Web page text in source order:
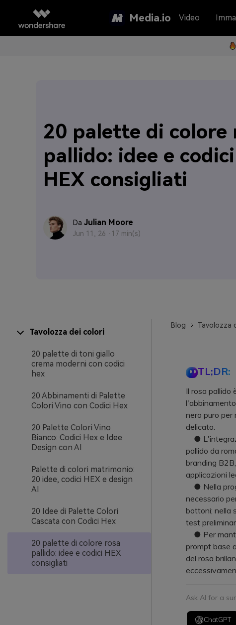
Media.io Video
20 palette di colore
pallido: idee e codici
HEX consigliati
Da Julian Moore
Jun 11, 26 · 17 min(s)
Tavolozza dei colori
20 palette di toni giallo
crema moderni con codici
hex
20 Abbinamenti di Palette
Colori Vino con Codici Hex
20 Palette Colori Vino
Bianco: Codici Hex e Idee
Design con AI
Palette di colori matrimonio:
20 idee, codici HEX e design
AI
20 Idee di Palette Colori
Cascata con Codici Hex
20 palette di colore rosa
pallido: idee e codici HEX
consigliati
Blog Tavolozza
TL;DR:
Il rosa pallido
nero puro
delicato.
●
pallido da
branding
applicazioni
● Nella
necessario
bottoni; nella
test
● Per
prompt base
del rosa
Ask AI for a
ChatGPT